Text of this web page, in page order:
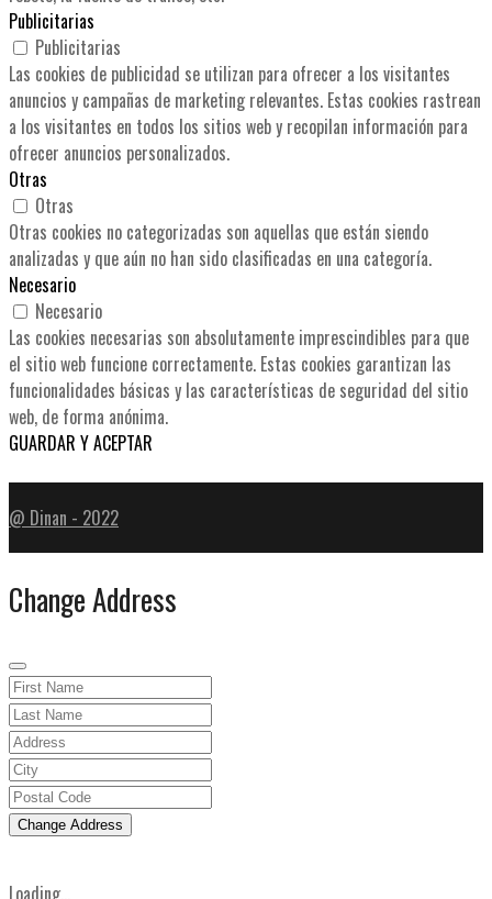
Publicitarias
Publicitarias
Las cookies de publicidad se utilizan para ofrecer a los visitantes
anuncios y campañas de marketing relevantes. Estas cookies rastrean
a los visitantes en todos los sitios web y recopilan información para
ofrecer anuncios personalizados.
Otras
Otras
Otras cookies no categorizadas son aquellas que están siendo
analizadas y que aún no han sido clasificadas en una categoría.
Necesario
Necesario
Las cookies necesarias son absolutamente imprescindibles para que
el sitio web funcione correctamente. Estas cookies garantizan las
funcionalidades básicas y las características de seguridad del sitio
web, de forma anónima.
GUARDAR Y ACEPTAR
@ Dinan - 2022
Change Address
Change Address